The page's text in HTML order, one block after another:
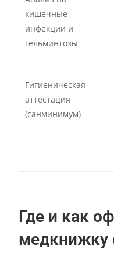
кишечные
инфекции и
гельминтозы
Гигиеническая
аттестация
(санминимум)
Где и как
медкнижку